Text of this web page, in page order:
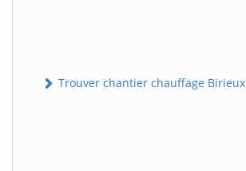
Trouver chantier chauffage Birieux